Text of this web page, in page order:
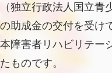
（独立行政法人国立青
の助成金の交付を受け
本障害者リハビリテー
たものです。